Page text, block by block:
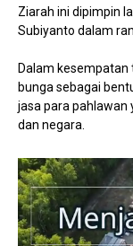
Ziarah ini dipimpin
Subiyanto dalam
Dalam kesempatan
bunga sebagai
jasa para pahlawan
dan negara.